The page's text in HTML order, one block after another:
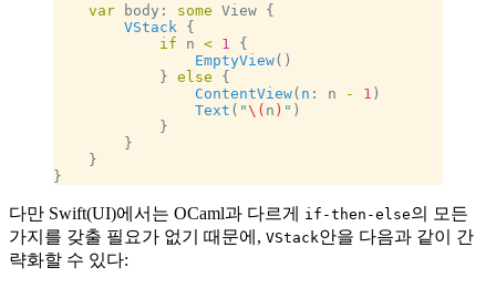
    var
body: some View {
        VStack
{
            if
n < 1
{
                EmptyView
()
            }
else {
                ContentView
( n : n - 1 )
                Text
( "\( n ) " )
            }
        }
    }
}
다만 Swift(UI)에서는 OCaml과 다르게 if-then-else의 모든
가지를 갖출 필요가 없기 때문에, VStack안을 다음과 같이 간
략화할 수 있다: